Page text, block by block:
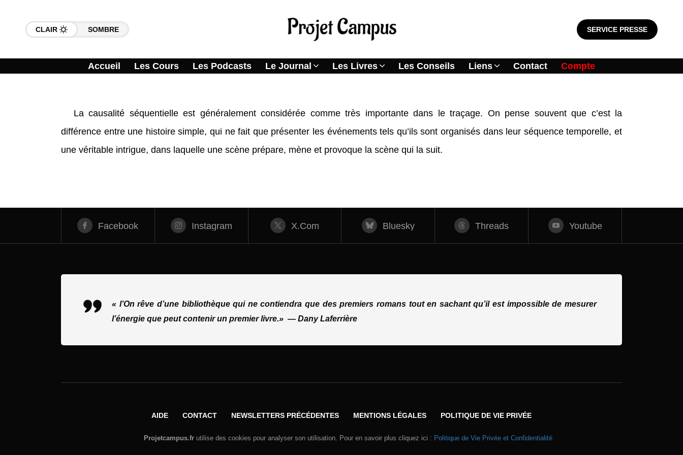
CLAIR SOMBRE SERVICE PRESSE
Accueil Les Cours Les Podcasts Le Journal Les Livres Les Conseils Liens Contact Compte
La causalité séquentielle est généralement considérée comme très importante dans le traçage. On pense souvent que c’est la
différence entre une histoire simple, qui ne fait que présenter les événements tels qu’ils sont organisés dans leur séquence temporelle, et
une véritable intrigue, dans laquelle une scène prépare, mène et provoque la scène qui la suit.
Facebook Instagram X.com Bluesky Threads Youtube
« l’On rêve d’une bibliothèque qui ne contiendra que des premiers romans tout en sachant qu’il est impossible de mesurer
l’énergie que peut contenir un premier livre.» — Dany Laferrière
AIDE CONTACT NEWSLETTERS PRÉCÉDENTES MENTIONS LÉGALES POLITIQUE DE VIE PRIVÉE
Projetcampus.frutilise des cookies pour analyser son utilisation. Pour en savoir plus cliquez ici : Politique de Vie Privée et Confidentialité